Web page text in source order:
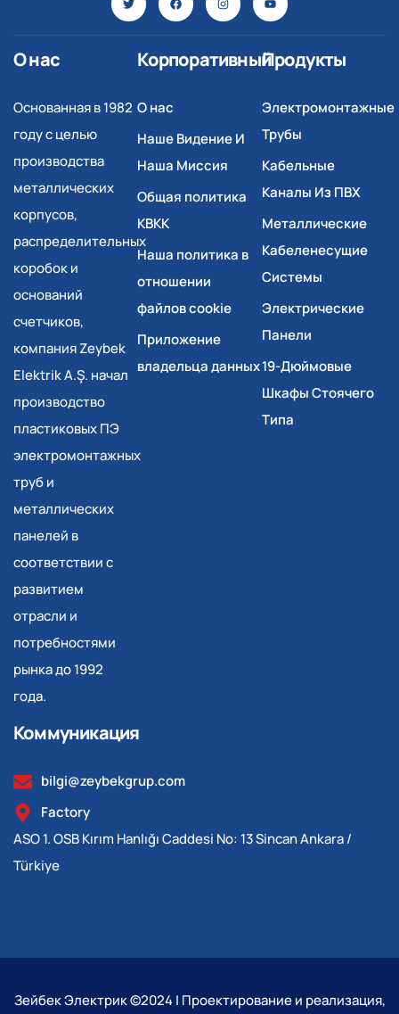
О нас
Основанная в 1982
году с целью
производства
металлических
корпусов,
распределительных
коробок и
оснований
счетчиков,
компания Zeybek
Elektrik A.Ş. начал
производство
пластиковых ПЭ
электромонтажных
труб и
металлических
панелей в
соответствии с
развитием
отрасли и
потребностями
рынка до 1992
года.
Корпоративный
О нас
Наше Видение И
Наша Миссия
Общая политика
КВКК
Наша политика в
отношении
файлов cookie
Приложение
владельца данных
Продукты
Электромонтажные
Трубы
Кабельные
Каналы Из ПВХ
Металлические
Кабеленесущие
Системы
Электрические
Панели
19-Дюймовые
Шкафы Стоячего
Типа
Коммуникация
bilgi@zeybekgrup.com
Factory
ASO 1. OSB Kırım Hanlığı Caddesi No: 13 Sincan Ankara /
Türkiye
Зейбек Электрик ©2024 | Проектирование и реализация,